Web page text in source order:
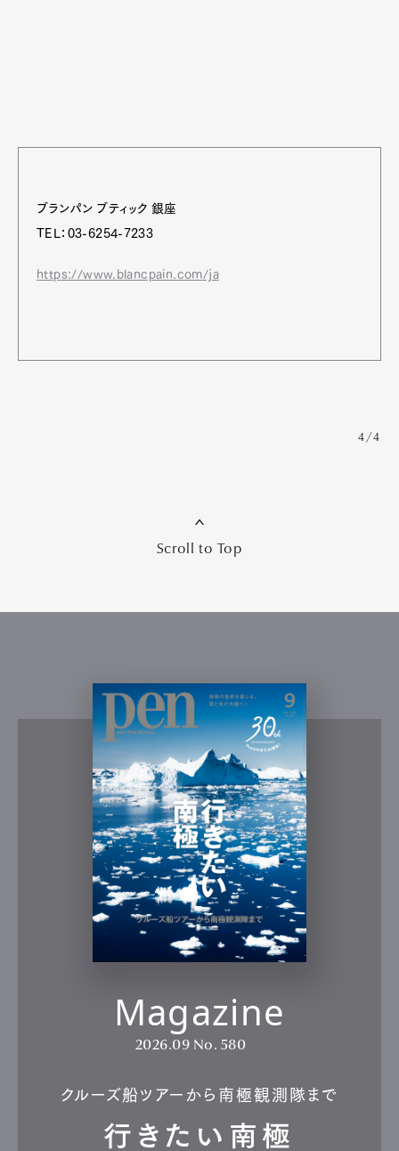
ブランパン ブティック 銀座
TEL：03-6254-7233
https://www.blancpain.com/ja
4/4
Scroll to Top
Magazine
2026.09 No. 580
クルーズ船ツアーから南極観測隊まで
行きたい南極